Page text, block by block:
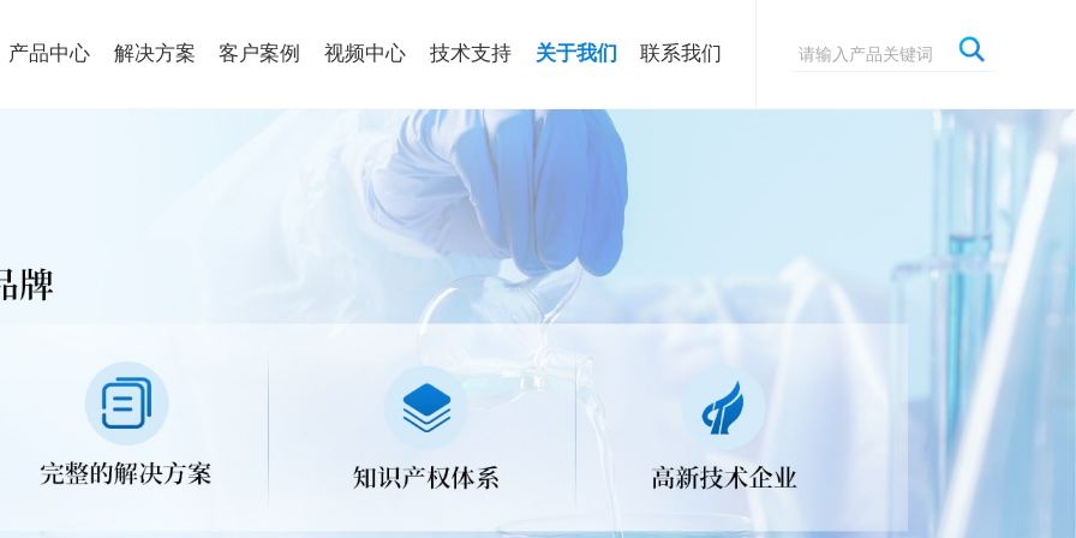
产品中心 解决方案 客户案例 视频中心 技术支持 关于我们 联系我们